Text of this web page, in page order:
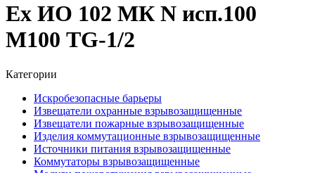
Ex ИО 102 МК N исп.100
М100 TG-1/2
Категории
Искробезопасные барьеры
Извещатели охранные взрывозащищенные
Извещатели пожарные взрывозащищенные
Изделия коммутационные взрывозащищенные
Источники питания взрывозащищенные
Коммутаторы взрывозащищенные